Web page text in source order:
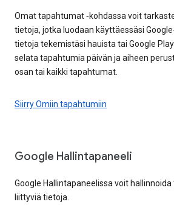
Omat tapahtumat ‑kohdassa voit
tietoja, jotka luodaan käyttäessäsi
tietoja tekemistäsi hauista tai Google
selata tapahtumia päivän ja aiheen
osan tai kaikki tapahtumat.
Siirry Omiin tapahtumiin
Google Hallintapaneeli
Google Hallintapaneelissa voit
liittyviä tietoja.